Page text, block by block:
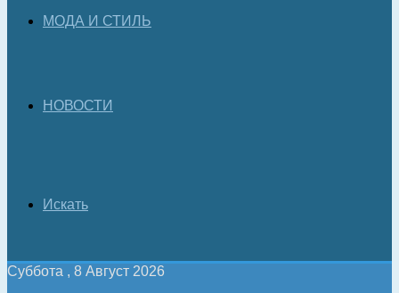
МОДА И СТИЛЬ
НОВОСТИ
Искать
Суббота , 8 Август 2026